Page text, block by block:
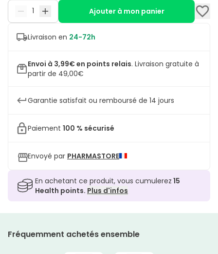
Ajouter à mon panier
Livraison en 24-72h
Envoi à 3,99€ en points relais. Livraison gratuite à
partir de 49,00€
Garantie satisfait ou remboursé de 14 jours
Paiement 100 % sécurisé
Envoyé par PHARMASTORE
En achetant ce produit, vous cumulerez 15
Health points. Plus d'infos
Fréquemment achetés ensemble